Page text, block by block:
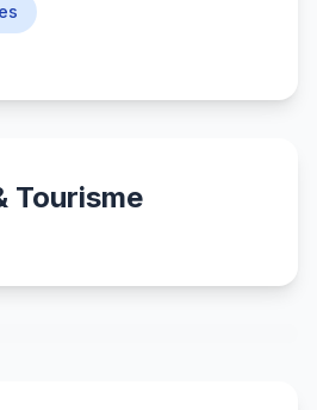
Tourisme